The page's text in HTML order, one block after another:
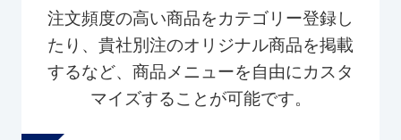
注文頻度の高い商品をカテゴリー登録し
たり、貴社別注のオリジナル商品を掲載
するなど、商品メニューを自由にカスタ
マイズすることが可能です。